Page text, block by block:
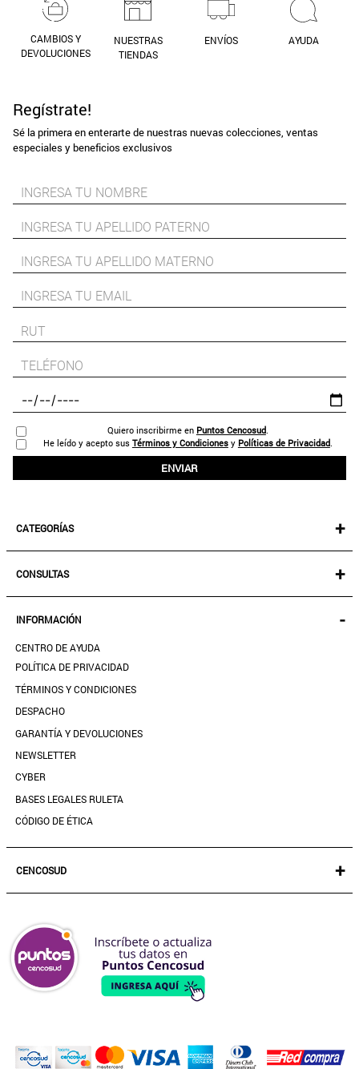
CAMBIOS Y
DEVOLUCIONES
NUESTRAS
TIENDAS
ENVÍOS AYUDA
Regístrate!
Sé la primera en enterarte de nuestras nuevas colecciones, ventas
especiales y beneficios exclusivos
Quiero inscribirme en Puntos Cencosud.
He leído y acepto sus Términos y Condiciones y Políticas de Privacidad.
ENVIAR
CATEGORÍAS +
MUJER
ACCESORIOS
CALZADO
SALE
CONSULTAS +
SEGUIR MI PEDIDO
DESCARGA TU BOLETA AQUÍ
MIS FAVORITOS
GUÍA DE TALLAS
CONTACTANOS
TIENDAS
PREGUNTAS FRECUENTES
INFORMACIÓN -
CENTRO DE AYUDA
POLÍTICA DE PRIVACIDAD
TÉRMINOS Y CONDICIONES
DESPACHO
GARANTÍA Y DEVOLUCIONES
NEWSLETTER
CYBER
BASES LEGALES RULETA
CÓDIGO DE ÉTICA
CENCOSUD +
SEGURO CENCOSUD
VENTA EMPRESA
PARIS
EASY